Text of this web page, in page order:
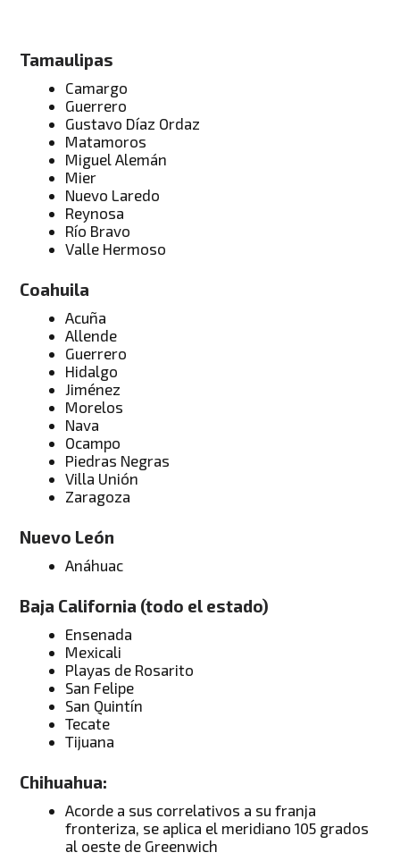
Tamaulipas
Camargo
Guerrero
Gustavo Díaz Ordaz
Matamoros
Miguel Alemán
Mier
Nuevo Laredo
Reynosa
Río Bravo
Valle Hermoso
Coahuila
Acuña
Allende
Guerrero
Hidalgo
Jiménez
Morelos
Nava
Ocampo
Piedras Negras
Villa Unión
Zaragoza
Nuevo León
Anáhuac
Baja California (todo el estado)
Ensenada
Mexicali
Playas de Rosarito
San Felipe
San Quintín
Tecate
Tijuana
Chihuahua:
Acorde a sus correlativos a su franja
fronteriza, se aplica el meridiano 105 grados
al oeste de Greenwich